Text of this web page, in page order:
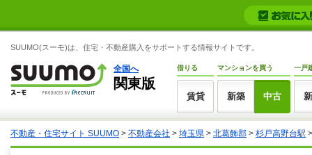
SUUMO(スーモ)は、住宅・不動産購入をサポートする情報サイトです。
全国へ
関東版
借りる
賃貸
マンションを買う
新築 中古
一戸
不動産・住宅サイト SUUMO > 不動産会社 > 埼玉県 > 北葛飾郡 > 杉戸高野台駅